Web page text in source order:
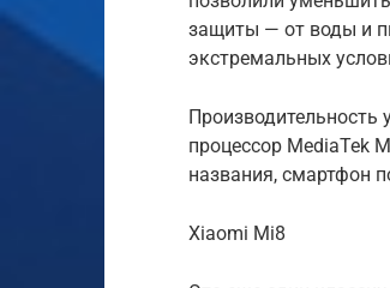
защиты — от воды и
экстремальных
процессор MediaTek
названия, смартфон
Xiaomi Mi8